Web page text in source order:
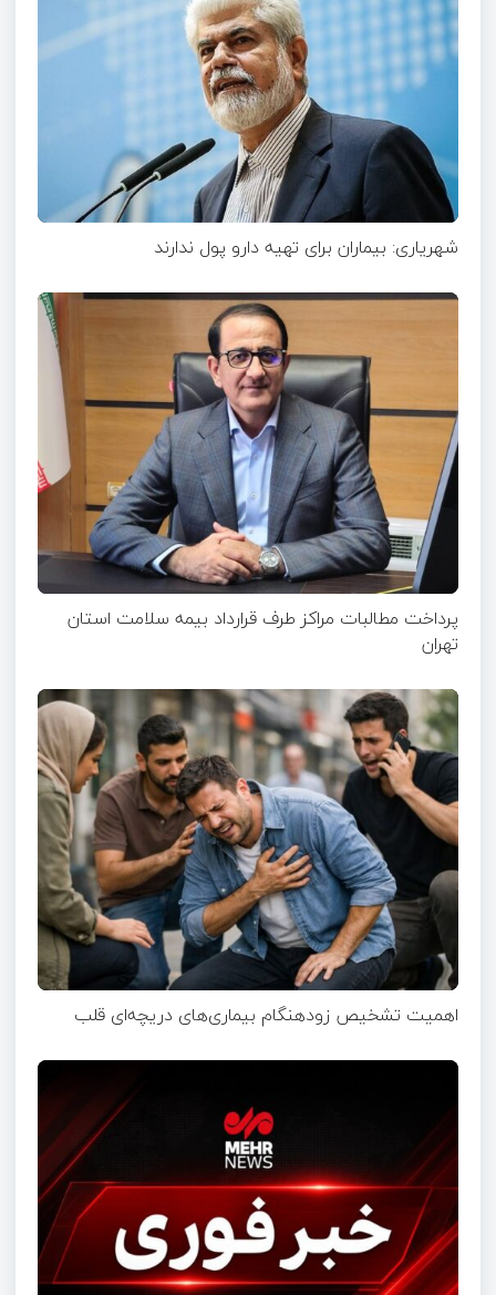
شهریاری: بیماران برای تهیه دارو پول ندارند
پرداخت مطالبات مراکز طرف قرارداد بیمه سلامت استان
تهران
اهمیت تشخیص زودهنگام بیماری‌های دریچه‌ای قلب